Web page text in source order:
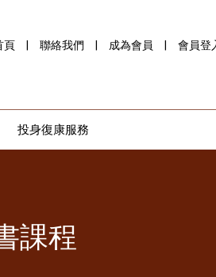
頁 聯絡我們 成為會員 會員登
投身復康服務
課程